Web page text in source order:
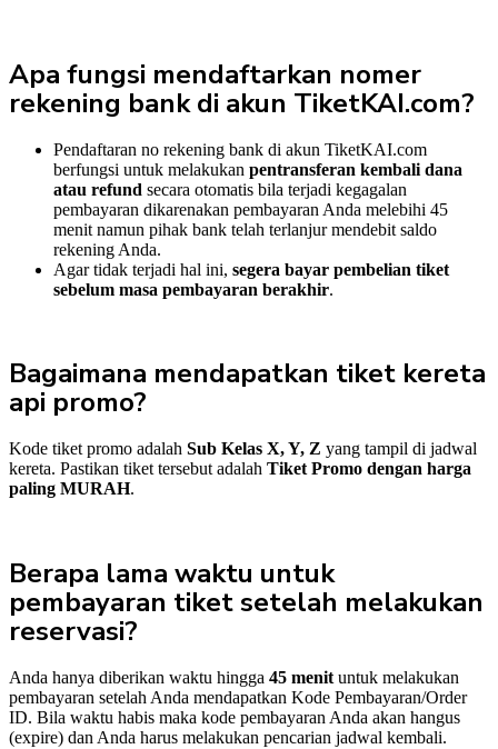
Apa fungsi mendaftarkan nomer
rekening bank di akun TiketKAI.com?
Pendaftaran no rekening bank di akun TiketKAI.com
berfungsi untuk melakukan pentransferan kembali dana
atau refund secara otomatis bila terjadi kegagalan
pembayaran dikarenakan pembayaran Anda melebihi 45
menit namun pihak bank telah terlanjur mendebit saldo
rekening Anda.
Agar tidak terjadi hal ini, segera bayar pembelian tiket
sebelum masa pembayaran berakhir.
Bagaimana mendapatkan tiket kereta
api promo?
Kode tiket promo adalah Sub Kelas X, Y, Z yang tampil di jadwal
kereta. Pastikan tiket tersebut adalah Tiket Promo dengan harga
paling MURAH.
Berapa lama waktu untuk
pembayaran tiket setelah melakukan
reservasi?
Anda hanya diberikan waktu hingga 45 menit untuk melakukan
pembayaran setelah Anda mendapatkan Kode Pembayaran/Order
ID. Bila waktu habis maka kode pembayaran Anda akan hangus
(expire) dan Anda harus melakukan pencarian jadwal kembali.